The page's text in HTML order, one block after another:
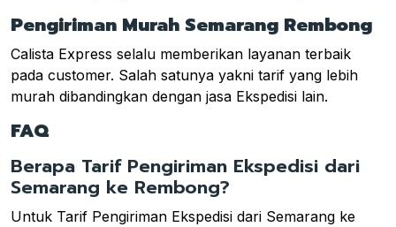
Pengiriman Murah Semarang Rembong
Calista Express selalu memberikan layanan terbaik
pada customer. Salah satunya yakni tarif yang lebih
murah dibandingkan dengan jasa Ekspedisi lain.
FAQ
Berapa Tarif Pengiriman Ekspedisi dari
Semarang ke Rembong?
Untuk Tarif Pengiriman Ekspedisi dari Semarang ke